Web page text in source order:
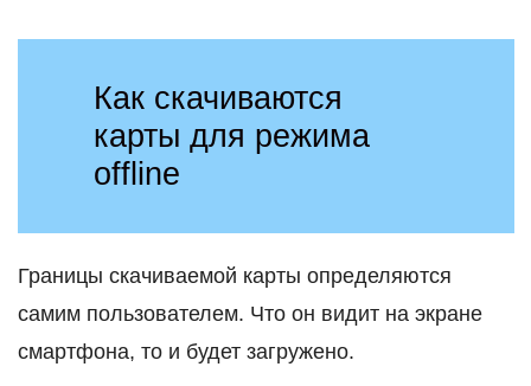
Как скачиваются
карты для режима
offline
Границы скачиваемой карты определяются
самим пользователем. Что он видит на экране
смартфона, то и будет загружено.